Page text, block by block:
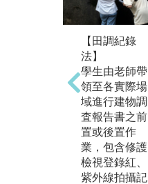
【田調紀錄
法】
學生由老師帶
領至各實際場
域進行建物調
査報告書之前
置或後置作
業，包含修護
檢視登錄紅、
紫外線拍攝記